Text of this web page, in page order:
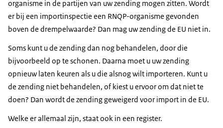
organisme in de partijen van uw zending mogen zitten. Wordt
er bij een importinspectie een RNQP-organisme gevonden
boven de drempelwaarde? Dan mag uw zending de EU niet in.
Soms kunt u de zending dan nog behandelen, door die
bijvoorbeeld op te schonen. Daarna moet u uw zending
opnieuw laten keuren als u die alsnog wilt importeren. Kunt u
de zending niet behandelen, of kiest u ervoor om dat niet te
doen? Dan wordt de zending geweigerd voor import in de EU.
Welke er allemaal zijn, staat ook in een register.